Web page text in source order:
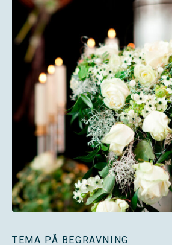
TEMA PÅ BEGRAVNING